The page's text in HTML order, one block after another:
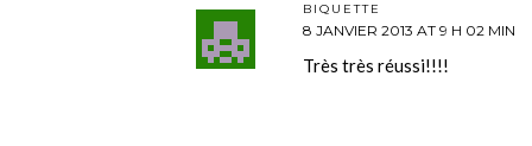
BIQUETTE
8 JANVIER 2013 AT 9 H 02 MIN
Très très réussi!!!!